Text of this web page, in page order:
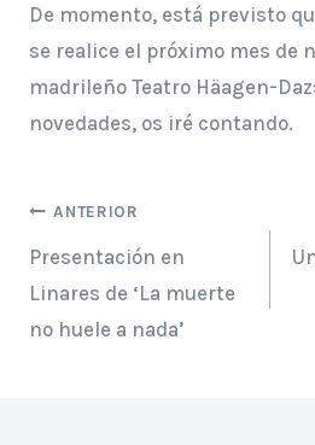
De momento, está previsto
se realice el próximo mes de
madrileño Teatro Häagen-
novedades, os iré contando.
Navegación
de
entradas
ANTERIOR
Presentación en
Linares de ‘La muerte
no huele a nada’